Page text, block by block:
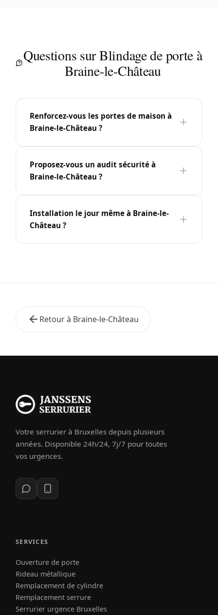
Questions sur Blindage de porte à
Braine-le-Château
Renforcez-vous les portes de maison à
Braine-le-Château ?
Proposez-vous un audit sécurité à
Braine-le-Château ?
Installation le jour même à Braine-le-
Château ?
Retour à Braine-le-Château
Votre serrurier à Bruxelles depuis plusieurs
années. Disponible 24h/24, 7j/7 pour toutes
vos urgences.
SERVICES
Ouverture de porte
Rideau métallique
Remplacement de cylindre
Remplacement serrure
Serrurier urgence Bruxelles